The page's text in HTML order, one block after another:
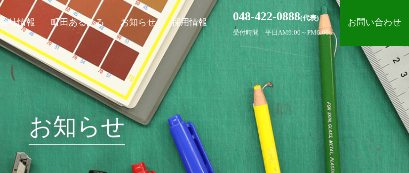
会社情報 町田あるある お知らせ 採用情報 048-422-0888(代表)
受付時間 平日AM9:00～PM6:00
お問い合わせ
お知らせ